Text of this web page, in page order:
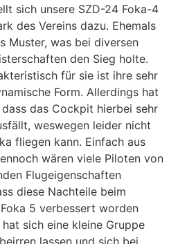
sich unsere SZD-24 Foka-4
des Vereins dazu. Ehemals
Muster, was bei diversen
den Sieg holte.
für sie ist ihre sehr
Form. Allerdings hat
das Cockpit hierbei sehr
weswegen leider nicht
fliegen kann. Einfach aus
wären viele Piloten von
Flugeigenschaften
diese Nachteile beim
5 verbessert worden
sich eine kleine Gruppe
lassen und sich bei